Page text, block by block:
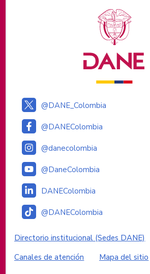
Logos institucionales
@DANE_Colombia
@DANEColombia
@danecolombia
@DaneColombia
DANEColombia
@DANEColombia
Enlaces institucionales
Directorio institucional (Sedes DANE)
Canales de atención
Mapa del sitio